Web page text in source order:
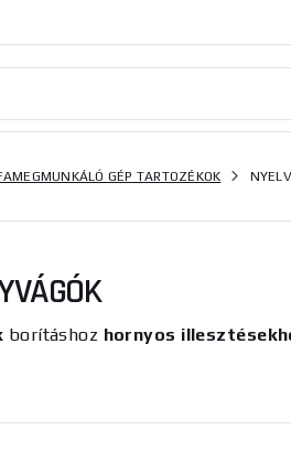
GÉP TARTOZÉKOK
borításhoz hornyos